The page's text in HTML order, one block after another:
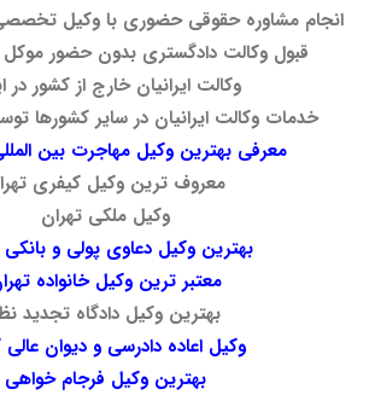
انجام مشاوره حقوقی حضوری با وکیل
قبول وکالت دادگستری بدون حضور موکل
وکالت ایرانیان خارج از کشور در
خدمات وکالت ایرانیان در سایر کشورها
معرفی بهترین وکیل مهاجرت بین
معروف ترین وکیل کیفری
وکیل ملکی تهران
بهترین وکیل دعاوی پولی و بانکی
معتبر ترین وکیل خانواده
بهترین وکیل دادگاه تجدید
وکیل اعاده دادرسی و دیوان
بهترین وکیل فرجام خواهی